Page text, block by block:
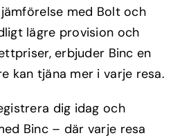
med Bolt och
lägre provision och
erbjuder Binc en
kan tjäna mer i varje resa.
dig idag och
Binc – där varje resa